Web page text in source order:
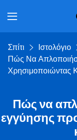
Σπίτι
Ιστολόγιο
Πώς Να
Χρησιμοποιώντας
Πώς να
εγγύησης